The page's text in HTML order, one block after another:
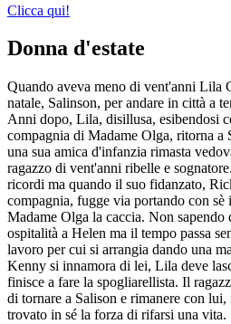
Clicca qui!
Donna d'estate
Quando aveva meno di vent'anni Lila
natale, Salinson, per andare in città a
Anni dopo, Lila, disillusa, esibendosi
compagnia di Madame Olga, ritorna
una sua amica d'infanzia rimasta
ragazzo di vent'anni ribelle e
ricordi ma quando il suo fidanzato,
compagnia, fugge via portando con sè
Madame Olga la caccia. Non sapendo
ospitalità a Helen ma il tempo passa
lavoro per cui si arrangia dando una
Kenny si innamora di lei, Lila deve
finisce a fare la spogliarellista. Il
di tornare a Salison e rimanere con
trovato in sé la forza di rifarsi una vita.